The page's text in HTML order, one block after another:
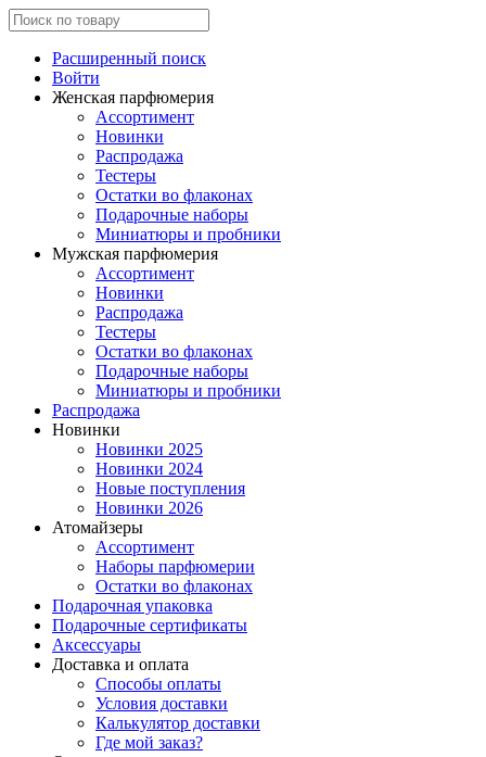
Расширенный поиск
Войти
Женская парфюмерия
Ассортимент
Новинки
Распродажа
Тестеры
Остатки во флаконах
Подарочные наборы
Миниатюры и пробники
Мужская парфюмерия
Ассортимент
Новинки
Распродажа
Тестеры
Остатки во флаконах
Подарочные наборы
Миниатюры и пробники
Распродажа
Новинки
Новинки 2025
Новинки 2024
Новые поступления
Новинки 2026
Атомайзеры
Ассортимент
Наборы парфюмерии
Остатки во флаконах
Подарочная упаковка
Подарочные сертификаты
Аксессуары
Доставка и оплата
Способы оплаты
Условия доставки
Калькулятор доставки
Где мой заказ?